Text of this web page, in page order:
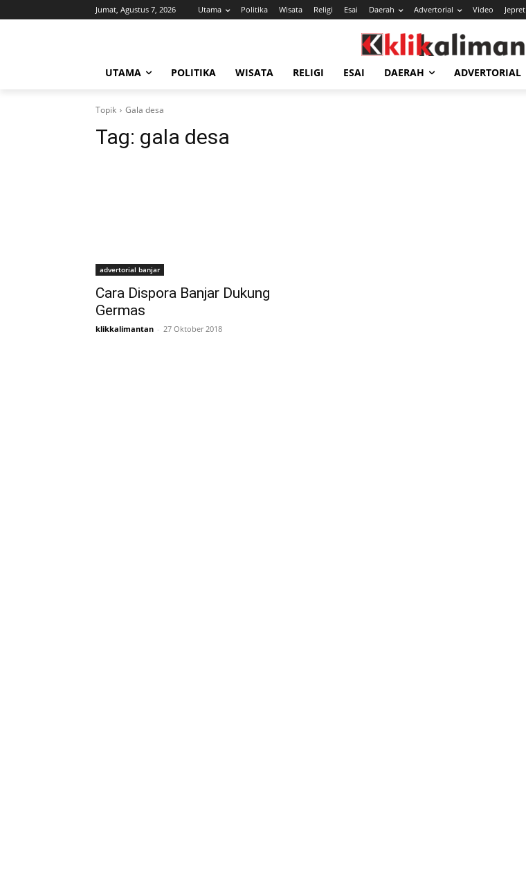
Jumat, Agustus 7, 2026 Utama Politika Wisata Religi Esai Daerah Advertorial Video Jepret
UTAMA POLITIKA WISATA RELIGI ESAI DAERAH ADVERTORIAL
Topik Gala desa
Tag: gala desa
advertorial banjar
Cara Dispora Banjar Dukung
Germas
klikkalimantan - 27 Oktober 2018